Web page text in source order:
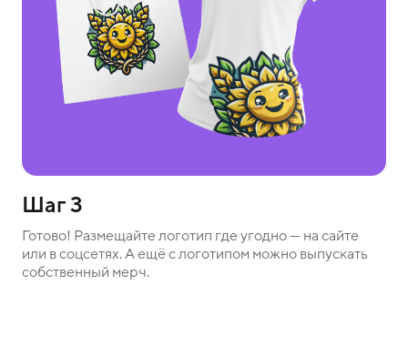
Шаг 3
Готово! Размещайте логотип где угодно — на сайте
или в соцсетях. А ещё с логотипом можно выпускать
собственный мерч.